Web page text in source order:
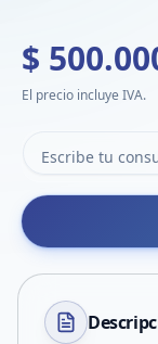
$
El precio incluye IVA.